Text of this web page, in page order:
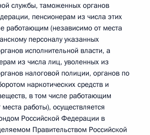
службы, таможенных органов
пенсионерам из числа этих
работающим (независимо от места
персоналу указанных
исполнительной власти, а
из числа лиц, уволенных из
налоговой полиции, органов по
наркотических средств и
в том числе работающим
работы), осуществляется
Российской Федерации в
Правительством Российской